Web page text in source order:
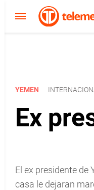
YEMEN
Ex
El ex presidente de
casa le dejaran